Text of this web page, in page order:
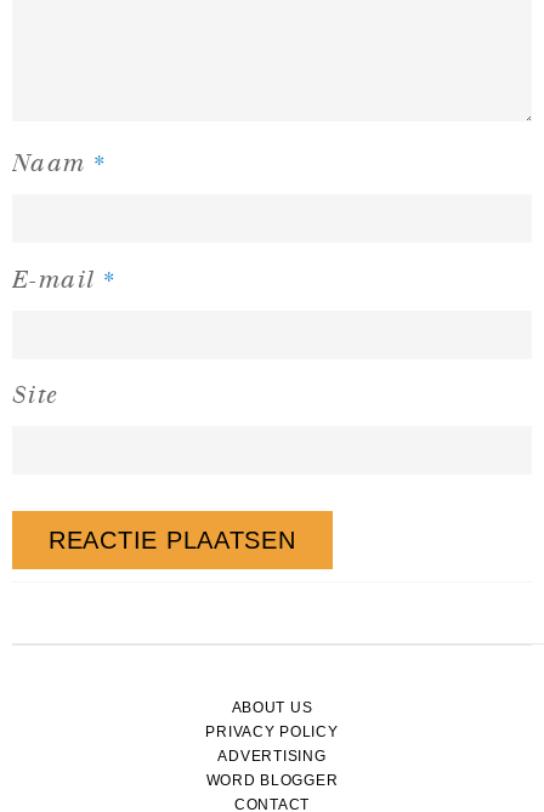
Naam *
E-mail *
Site
ABOUT US
PRIVACY POLICY
ADVERTISING
WORD BLOGGER
CONTACT